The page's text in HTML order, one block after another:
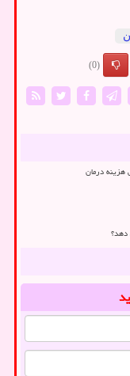
(0)
هزینه درمان
دهد؟